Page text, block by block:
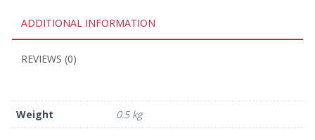
ADDITIONAL INFORMATION
REVIEWS (0)
Weight 0.5 kg